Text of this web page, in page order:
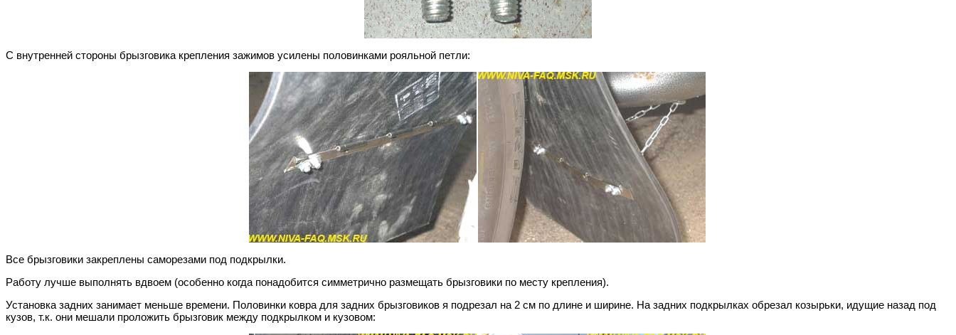
С внутренней стороны брызговика крепления зажимов усилены половинками рояльной петли:
Все брызговики закреплены саморезами под подкрылки.
Работу лучше выполнять вдвоем (особенно когда понадобится симметрично размещать брызговики по месту крепления).
Установка задних занимает меньше времени. Половинки ковра для задних брызговиков я подрезал на 2 см по длине и ширине. На задних подкрылках обрезал козырьки, идущие назад под
кузов, т.к. они мешали проложить брызговик между подкрылком и кузовом: